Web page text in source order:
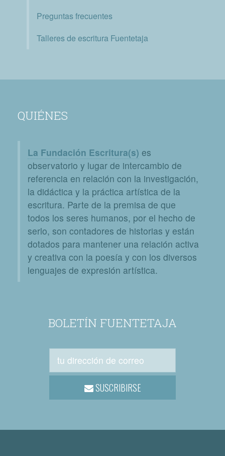
Preguntas frecuentes
Talleres de escritura Fuentetaja
QUIÉNES
La Fundación Escritura(s) es
observatorio y lugar de intercambio de
referencia en relación con la investigación,
la didáctica y la práctica artística de la
escritura. Parte de la premisa de que
todos los seres humanos, por el hecho de
serlo, son contadores de historias y están
dotados para mantener una relación activa
y creativa con la poesía y con los diversos
lenguajes de expresión artística.
BOLETÍN FUENTETAJA
SUSCRIBIRSE